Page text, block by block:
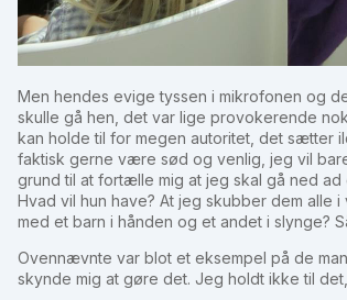
Men hendes evige tyssen i mikrofonen og
skulle gå hen, det var lige provokerende
kan holde til for megen autoritet, det sætter
faktisk gerne være sød og venlig, jeg vil
grund til at fortælle mig at jeg skal gå ned
Hvad vil hun have? At jeg skubber dem
med et barn i hånden og et andet i slynge?
Ovennævnte var blot et eksempel på de
skynde mig at gøre det. Jeg holdt ikke til